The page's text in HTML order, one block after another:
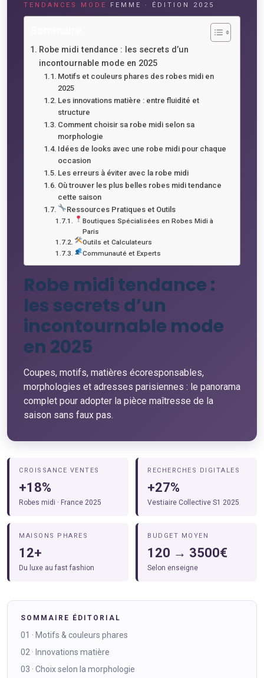
TENDANCES MODE FEMME · ÉDITION 2025
Robe midi tendance : les secrets d’un
incontournable mode en 2025
Motifs et couleurs phares des robes midi en
2025
Les innovations matière : entre fluidité et
structure
Comment choisir sa robe midi selon sa
morphologie
Idées de looks avec une robe midi pour chaque
occasion
Les erreurs à éviter avec la robe midi
Où trouver les plus belles robes midi tendance
cette saison
Ressources Pratiques et Outils
Boutiques Spécialisées en Robes Midi à
Paris
Outils et Calculateurs
Communauté et Experts
Robe midi tendance :
les secrets d’un
incontournable mode
en 2025
Coupes, motifs, matières écoresponsables,
morphologies et adresses parisiennes : le panorama
complet pour adopter la pièce maîtresse de la
saison sans faux pas.
CROISSANCE VENTES
+18%
Robes midi · France 2025
RECHERCHES DIGITALES
+27%
Vestiaire Collective S1 2025
MAISONS PHARES
12+
Du luxe au fast fashion
BUDGET MOYEN
120 → 3500€
Selon enseigne
SOMMAIRE ÉDITORIAL
01 · Motifs & couleurs phares
02 · Innovations matière
03 · Choix selon la morphologie